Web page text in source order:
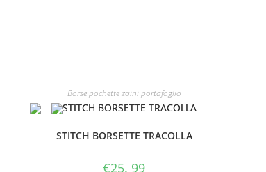
Borse pochette zaini portafoglio
STITCH BORSETTE TRACOLLA
€25. 99